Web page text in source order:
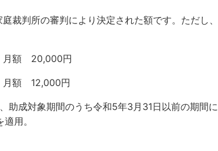
裁判所の審判により決定された額です。ただし
額 20,000円
額 12,000円
助成対象期間のうち令和5年3月31日以前の期間
用。